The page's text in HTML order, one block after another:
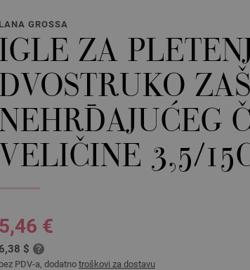
LANA GROSSA
IGLE ZA
VELIČINE 3,5/
5,46 €
$
bez PDV-a, dodatno troškovi za dostavu